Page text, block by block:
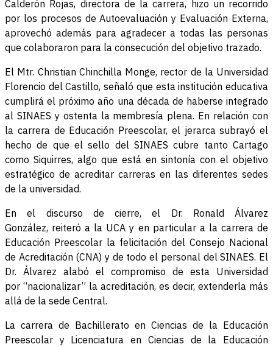
Calderón Rojas, directora de la carrera, hizo un recorrido
por los procesos de Autoevaluación y Evaluación Externa,
aprovechó además para agradecer a todas las personas
que colaboraron para la consecución del objetivo trazado.
El Mtr. Christian Chinchilla Monge, rector de la Universidad
Florencio del Castillo, señaló que esta institución educativa
cumplirá el próximo año una década de haberse integrado
al SINAES y ostenta la membresía plena. En relación con
la carrera de Educación Preescolar, el jerarca subrayó el
hecho de que el sello del SINAES cubre tanto Cartago
como Siquirres, algo que está en sintonía con el objetivo
estratégico de acreditar carreras en las diferentes sedes
de la universidad.
En el discurso de cierre, el Dr. Ronald Álvarez
González, reiteró a la UCA y en particular a la carrera de
Educación Preescolar la felicitación del Consejo Nacional
de Acreditación (CNA) y de todo el personal del SINAES. El
Dr. Álvarez alabó el compromiso de esta Universidad
por “nacionalizar” la acreditación, es decir, extenderla más
allá de la sede Central.
La carrera de Bachillerato en Ciencias de la Educación
Preescolar y Licenciatura en Ciencias de la Educación